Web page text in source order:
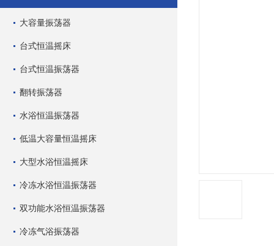
大容量振荡器
台式恒温摇床
台式恒温振荡器
翻转振荡器
水浴恒温振荡器
低温大容量恒温摇床
大型水浴恒温摇床
冷冻水浴恒温振荡器
双功能水浴恒温振荡器
冷冻气浴振荡器